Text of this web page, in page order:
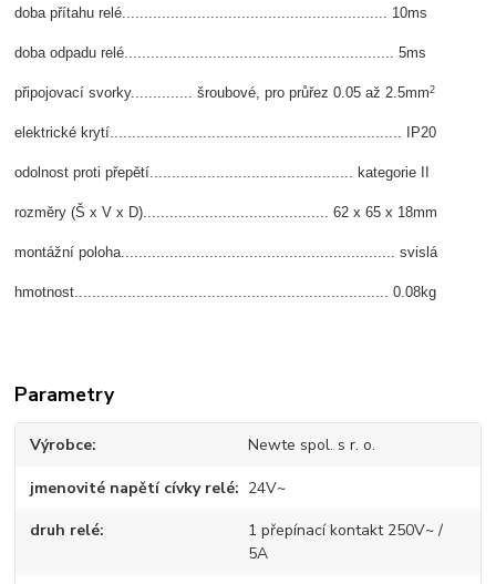
doba přítahu relé............................................................ 10ms
doba odpadu relé............................................................. 5ms
připojovací svorky.............. šroubové, pro průřez 0.05 až 2.5mm2
elektrické krytí.................................................................. IP20
odolnost proti přepětí.............................................. kategorie II
rozměry (Š x V x D).......................................... 62 x 65 x 18mm
montážní poloha.............................................................. svislá
hmotnost....................................................................... 0.08kg
Parametry
Výrobce Newte spol. s r. o.
jmenovité napětí cívky relé 24V~
druh relé
1 přepínací kontakt 250V~ /
5A